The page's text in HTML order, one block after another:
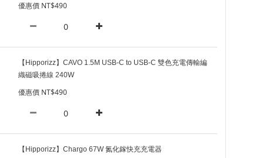
優惠價 NT$490
【Hipporizz】CAVO 1.5M USB-C to USB-C 雙色充電傳輸編
織磁吸捲線 240W
優惠價 NT$490
【Hipporizz】Chargo 67W 氮化鎵快充充電器